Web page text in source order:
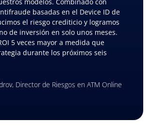
basadas en el Device ID de
el riesgo crediticio y logramos
de inversión en solo unos meses.
5 veces mayor a medida que
durante los próximos seis
Director de Riesgos en ATM Online